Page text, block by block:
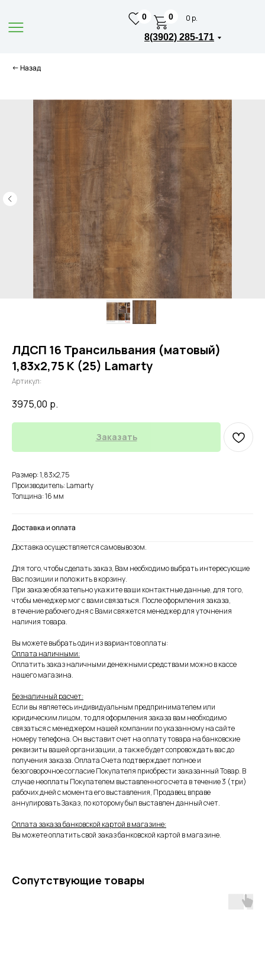
8(3902) 285-171
0 0 р.
0
← Назад
ЛДСП 16 Трансильвания (матовый)
1,83х2,75 К (25) Lamarty
Артикул:
3975,00 р.
Заказать
Размер: 1,83х2,75
Производитель: Lamarty
Толщина: 16 мм
Доставка и оплата
Доставка осуществляется самовывозом.
Для того, чтобы сделать заказ, Вам необходимо выбрать интересующие
Вас позиции и положить в корзину.
При заказе обязательно укажите ваши контактные данные, для того,
чтобы менеджер мог с вами связаться. После оформления заказа,
в течение рабочего дня с Вами свяжется менеджер для уточнения
наличия товара.
Вы можете выбрать один из вариантов оплаты:
Оплата наличными:
Оплатить заказ наличными денежными средствами можно в кассе
нашего магазина.
Безналичный расчет:
Если вы являетесь индивидуальным предпринимателем или
юридическим лицом, то для оформления заказа вам необходимо
связаться с менеджером нашей компании по указанному на сайте
номеру телефона. Он выставит счет на оплату товара на банковские
реквизиты вашей организации, а также будет сопровождать вас до
получения заказа. Оплата Счета подтверждает полное и
безоговорочное согласие Покупателя приобрести заказанный Товар. В
случае неоплаты Покупателем выставленного счета в течение 3 (три)
рабочих дней с момента его выставления, Продавец вправе
аннулировать Заказ, по которому был выставлен данный счет.
Оплата заказа банковской картой в магазине:
Вы можете оплатить свой заказ банковской картой в магазине.
Сопутствующие товары